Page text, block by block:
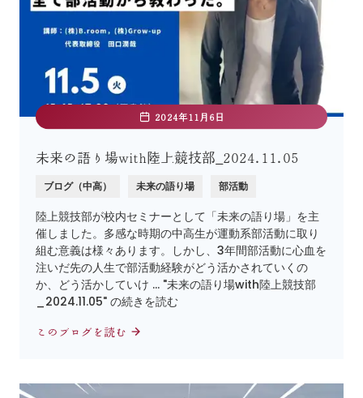
2024年11月6日
未来の語り場with陸上競技部_2024.11.05
ブログ（中高） 未来の語り場 部活動
陸上競技部が校内セミナーとして「未来の語り場」を主
催しました。多感な時期の中高生が運動系部活動に取り
組む意義は様々あります。しかし、3年間部活動に心血を
注いだ先の人生で部活動経験がどう活かされていくの
か、どう活かしていけ … "未来の語り場with陸上競技部
_2024.11.05" の続きを読む
このブログを読む